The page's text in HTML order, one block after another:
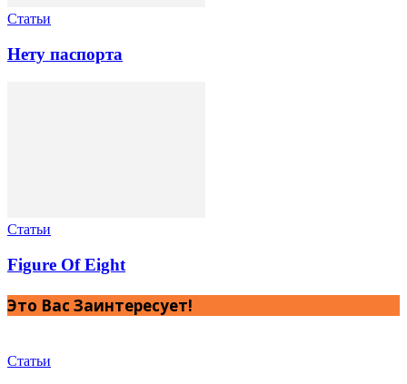
Статьи
Нету паспорта
Статьи
Figure Of Eight
Это Вас Заинтересует!
Статьи